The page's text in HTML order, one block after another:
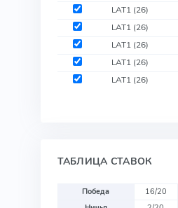
LAT1 (26)
LAT1 (26)
LAT1 (26)
LAT1 (26)
LAT1 (26)
ТАБЛИЦА СТАВОК
Победа
16/20